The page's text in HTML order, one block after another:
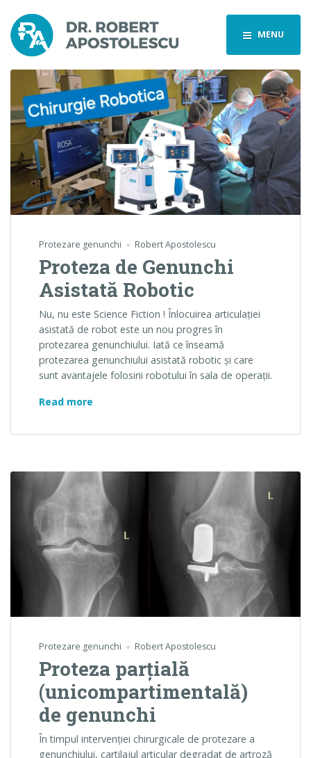
MENU
Protezare genunchi Robert Apostolescu
Proteza de Genunchi
Asistată Robotic
Nu, nu este Science Fiction ! Înlocuirea articulaţiei
asistată de robot este un nou progres în
protezarea genunchiului. Iată ce înseamă
protezarea genunchiului asistată robotic şi care
sunt avantajele folosirii robotului în sala de operaţii.
Read more
Protezare genunchi Robert Apostolescu
Proteza parţială
(unicompartimentală)
de genunchi
În timpul intervenţiei chirurgicale de protezare a
genunchiului, cartilajul articular degradat de artroză